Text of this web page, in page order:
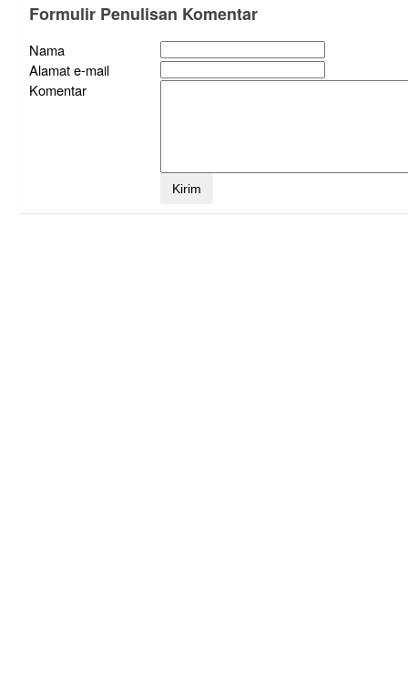
Formulir Penulisan Komentar
Nama
Alamat e-mail
Komentar